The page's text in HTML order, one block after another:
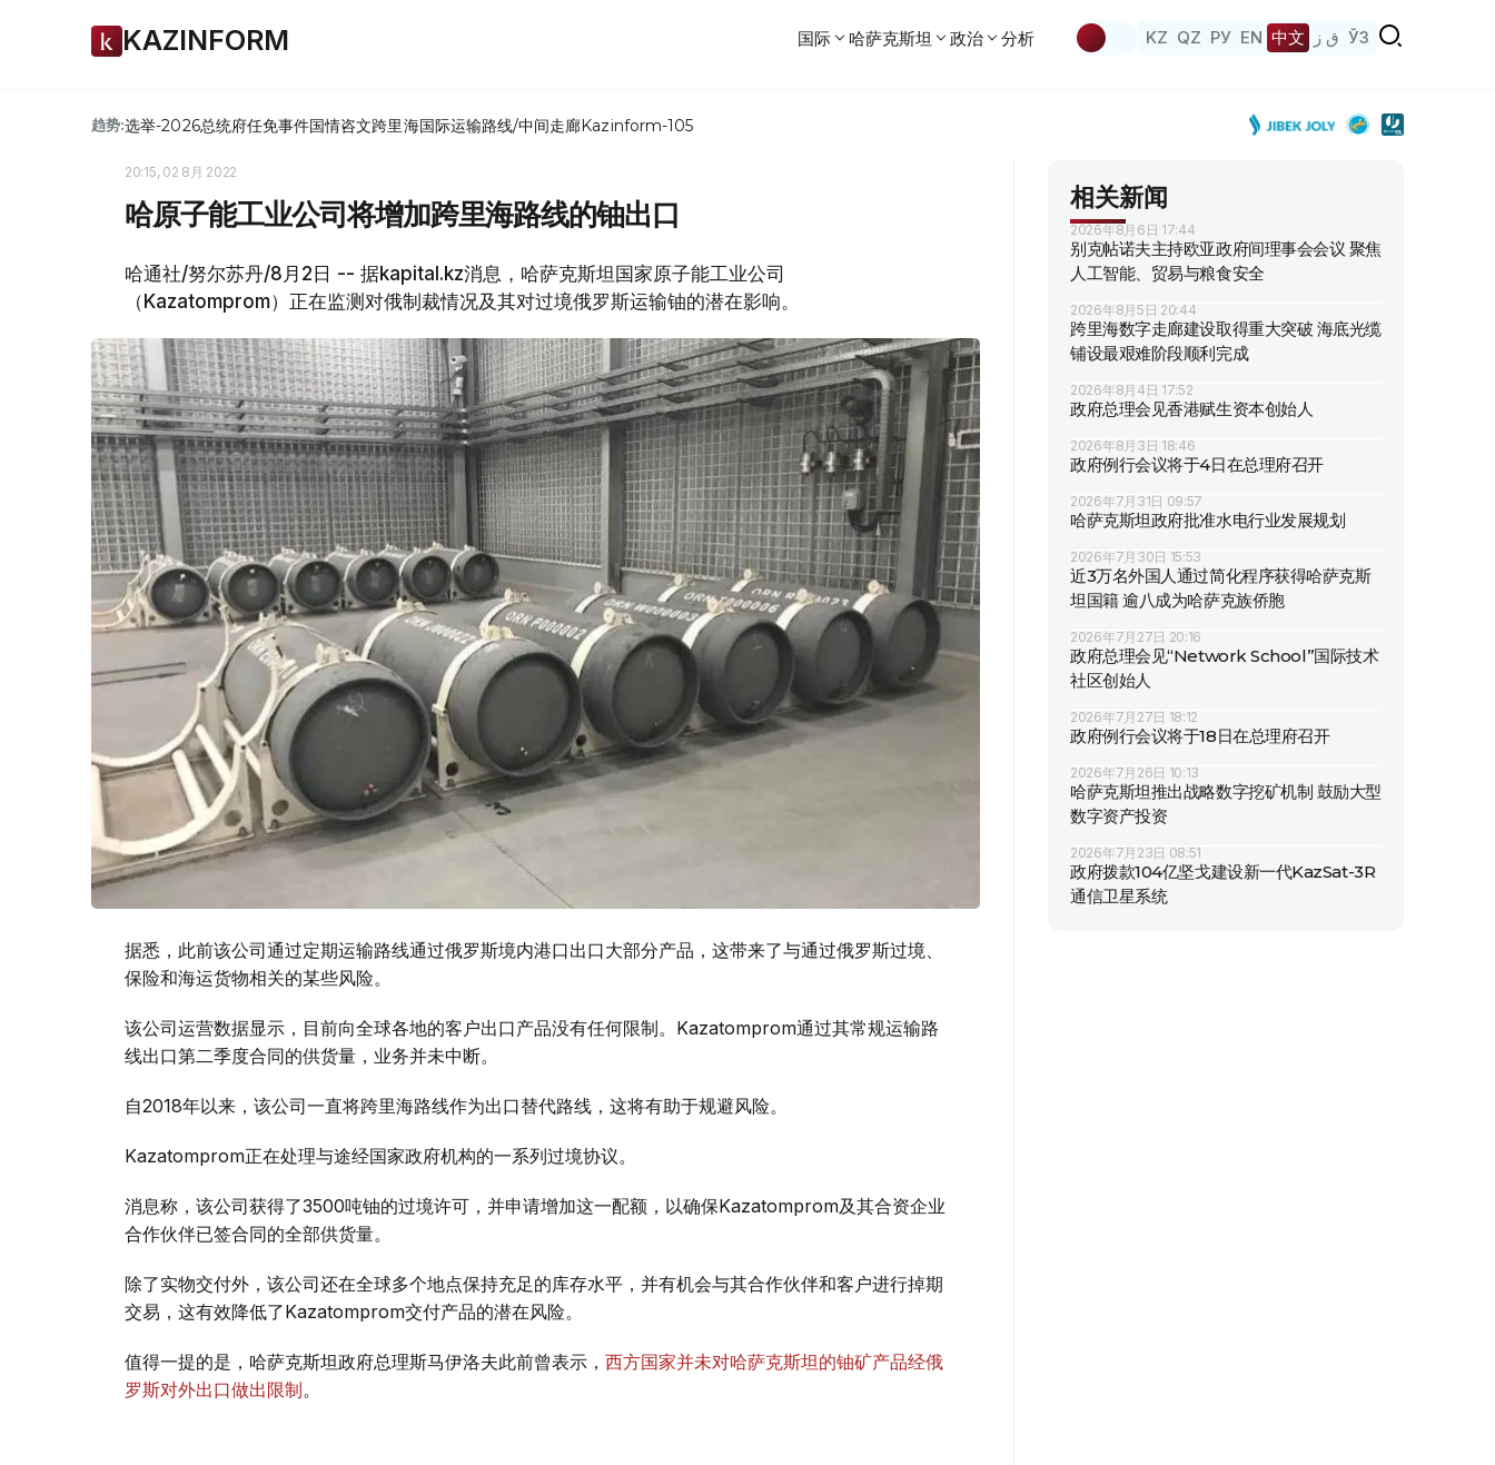
KAZINFORM 国际 哈萨克斯坦 政治 分析 KZ QZ РУ EN 中文 ق ز ЎЗ
趋势:选举-2026总统府任免事件国情咨文跨里海国际运输路线/中间走廊Kazinform-105
20:15, 02 8月 2022
哈原子能工业公司将增加跨里海路线的铀出口
哈通社/努尔苏丹/8月2日 -- 据kapital.kz消息，哈萨克斯坦国家原子能工业公司
（Kazatomprom）正在监测对俄制裁情况及其对过境俄罗斯运输铀的潜在影响。
据悉，此前该公司通过定期运输路线通过俄罗斯境内港口出口大部分产品，这带来了与通过俄罗斯过境、
保险和海运货物相关的某些风险。
该公司运营数据显示，目前向全球各地的客户出口产品没有任何限制。Kazatomprom通过其常规运输路
线出口第二季度合同的供货量，业务并未中断。
自2018年以来，该公司一直将跨里海路线作为出口替代路线，这将有助于规避风险。
Kazatomprom正在处理与途经国家政府机构的一系列过境协议。
消息称，该公司获得了3500吨铀的过境许可，并申请增加这一配额，以确保Kazatomprom及其合资企业
合作伙伴已签合同的全部供货量。
除了实物交付外，该公司还在全球多个地点保持充足的库存水平，并有机会与其合作伙伴和客户进行掉期
交易，这有效降低了Kazatomprom交付产品的潜在风险。
值得一提的是，哈萨克斯坦政府总理斯马伊洛夫此前曾表示， 西方国家并未对哈萨克斯坦的铀矿产品经俄
罗斯对外出口做出限制。
相关新闻
2026年8月6日 17:44
别克帖诺夫主持欧亚政府间理事会会议 聚焦
人工智能、贸易与粮食安全
2026年8月5日 20:44
跨里海数字走廊建设取得重大突破 海底光缆
铺设最艰难阶段顺利完成
2026年8月4日 17:52
政府总理会见香港赋生资本创始人
2026年8月3日 18:46
政府例行会议将于4日在总理府召开
2026年7月31日 09:57
哈萨克斯坦政府批准水电行业发展规划
2026年7月30日 15:53
近3万名外国人通过简化程序获得哈萨克斯
坦国籍 逾八成为哈萨克族侨胞
2026年7月27日 20:16
政府总理会见“Network School”国际技术
社区创始人
2026年7月27日 18:12
政府例行会议将于18日在总理府召开
2026年7月26日 10:13
哈萨克斯坦推出战略数字挖矿机制 鼓励大型
数字资产投资
2026年7月23日 08:51
政府拨款104亿坚戈建设新一代KazSat-3R
通信卫星系统